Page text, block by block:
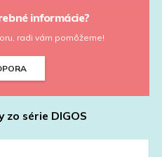
informácie?
radi vám pomôžeme!
zo série DIGOS